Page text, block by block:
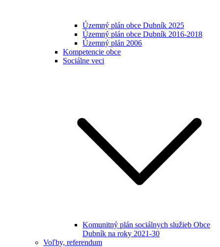
Územný plán obce Dubník 2025
Územný plán obce Dubník 2016-2018
Územný plán 2006
Kompetencie obce
Sociálne veci
Komunitný plán sociálnych služieb Obce
Dubník na roky 2021-30
Voľby, referendum